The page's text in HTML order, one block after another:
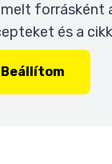
forrásként
és a
Beállítom